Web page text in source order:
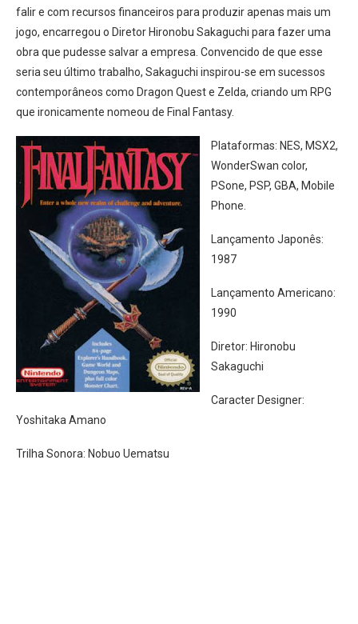
falir e com recursos financeiros para produzir apenas mais um
jogo, encarregou o Diretor Hironobu Sakaguchi para fazer uma
obra que pudesse salvar a empresa. Convencido de que esse
seria seu último trabalho, Sakaguchi inspirou-se em sucessos
contemporâneos como Dragon Quest e Zelda, criando um RPG
que ironicamente nomeou de Final Fantasy.
Plataformas: NES, MSX2,
WonderSwan color,
PSone, PSP, GBA, Mobile
Phone.
Lançamento Japonês:
1987
Lançamento Americano:
1990
Diretor: Hironobu
Sakaguchi
Caracter Designer:
Yoshitaka Amano
Trilha Sonora: Nobuo Uematsu